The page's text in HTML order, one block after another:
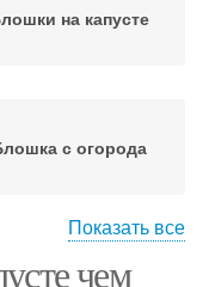
на капусте
с огорода
Борьба с
крестоцветной
Показать все
чем